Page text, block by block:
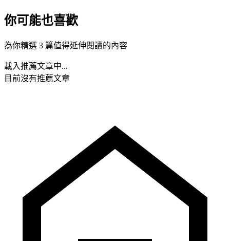
你可能也喜歡
為你精選 3 篇值得延伸閱讀的內容
載入推薦文章中...
目前沒有推薦文章